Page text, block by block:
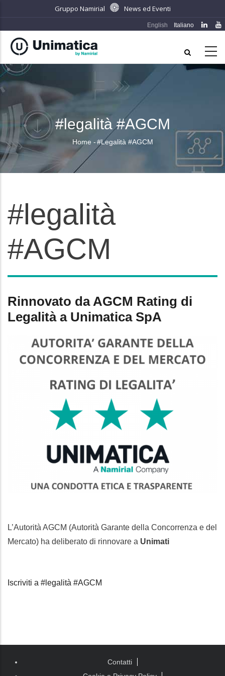
principale
Gruppo Namirial News ed Eventi
Italiano
English
#legalità #AGCM
Briciole
di
Home -#legalità #AGCM
#legalità
#AGCM
Rinnovato da AGCM Rating di
Legalità a Unimatica SpA
L’Autorità AGCM (Autorità Garante della Concorrenza e del
Mercato) ha deliberato di rinnovare a Unimati
Iscriviti a #legalità #AGCM
Piè di
Contatti